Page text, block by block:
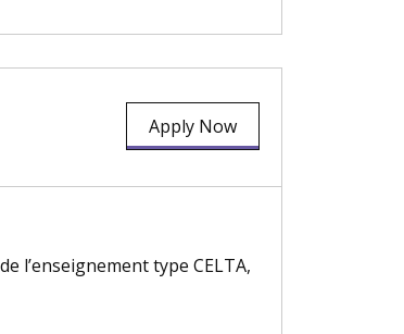
Apply Now
l’enseignement type CELTA,